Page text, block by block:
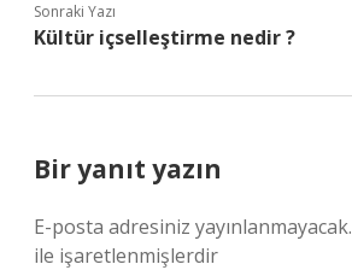
Sonraki Yazı
Kültür içselleştirme nedir ?
Bir yanıt yazın
E-posta adresiniz yayınlanmayacak.
ile işaretlenmişlerdir